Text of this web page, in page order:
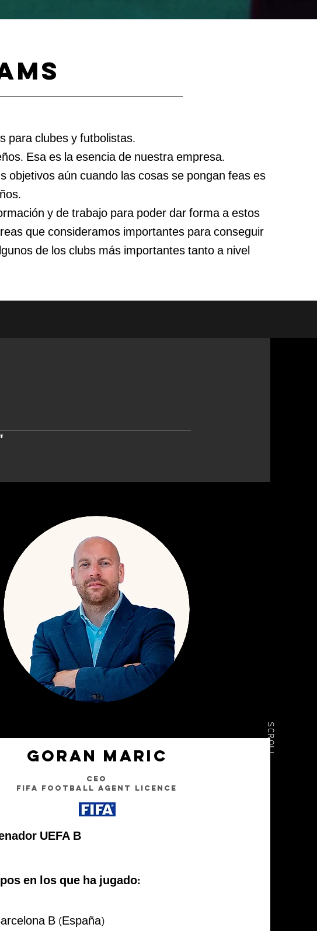
SCROLL
para clubes y futbolistas.
Esa es la esencia de nuestra empresa.
objetivos aún cuando las cosas se pongan feas es
y de trabajo para poder dar forma a estos
que consideramos importantes para conseguir
de los clubs más importantes tanto a nivel
GORAN MARIC
CEO
FIFA FOOTBALL AGENT LICENCE
UEFA B
en los que ha jugado:
B (España)